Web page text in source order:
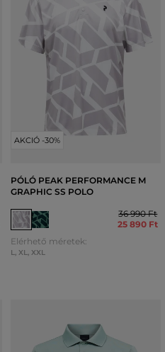
AKCIÓ -30%
PÓLÓ PEAK PERFORMANCE M
GRAPHIC SS POLO
36 990 Ft
25 890 Ft
Elérhető méretek:
L XL XXL